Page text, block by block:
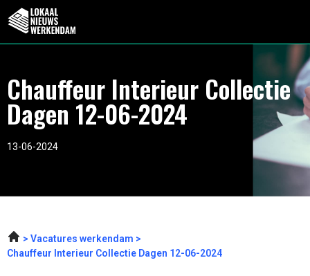
Chauffeur Interieur Collectie
Dagen 12-06-2024
13-06-2024
Vacatures werkendam
Chauffeur Interieur Collectie Dagen 12-06-2024